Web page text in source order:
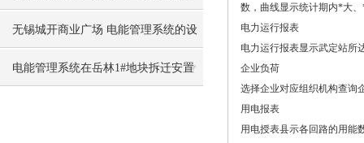
用
无锡城开商业广场 电能管理系统的设
计与应用
电能管理系统在岳林1#地块拆迁安置
数，曲线显示统计期内*大
电力运行报表
电力运行报表显示武定站所
企业负荷
选择企业对应组织机构查询
用电报表
用电授表县示各回路的用能